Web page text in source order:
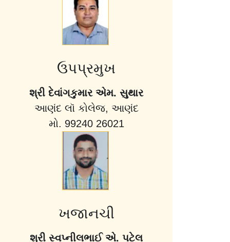
ઉપપ્રમુખ
શ્રી દેવાંગકુમાર એમ. સુથાર
આણંદ લૉ કોલેજ, આણંદ
મો. 99240 26021
ખજાનચી
શ્રી સ્વપ્નીલભાઈ એ. પટેલ